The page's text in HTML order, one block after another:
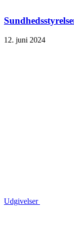
12. juni 2024
Udgivelser